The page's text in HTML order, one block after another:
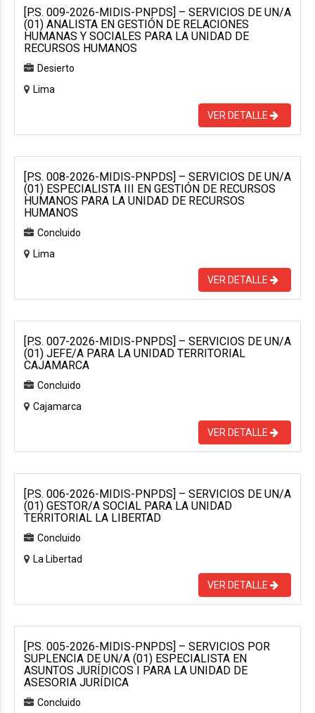
[P.S. 009-2026-MIDIS-PNPDS] – SERVICIOS DE UN/A
(01) ANALISTA EN GESTIÓN DE RELACIONES
HUMANAS Y SOCIALES PARA LA UNIDAD DE
RECURSOS HUMANOS
Desierto
Lima
VER DETALLE
[P.S. 008-2026-MIDIS-PNPDS] – SERVICIOS DE UN/A
(01) ESPECIALISTA III EN GESTIÓN DE RECURSOS
HUMANOS PARA LA UNIDAD DE RECURSOS
HUMANOS
Concluido
Lima
VER DETALLE
[P.S. 007-2026-MIDIS-PNPDS] – SERVICIOS DE UN/A
(01) JEFE/A PARA LA UNIDAD TERRITORIAL
CAJAMARCA
Concluido
Cajamarca
VER DETALLE
[P.S. 006-2026-MIDIS-PNPDS] – SERVICIOS DE UN/A
(01) GESTOR/A SOCIAL PARA LA UNIDAD
TERRITORIAL LA LIBERTAD
Concluido
La Libertad
VER DETALLE
[P.S. 005-2026-MIDIS-PNPDS] – SERVICIOS POR
SUPLENCIA DE UN/A (01) ESPECIALISTA EN
ASUNTOS JURÍDICOS I PARA LA UNIDAD DE
ASESORIA JURÍDICA
Concluido